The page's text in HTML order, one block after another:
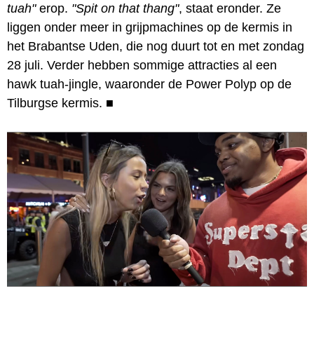
tuah"erop. "Spit on that thang", staat eronder. Ze
liggen onder meer in grijpmachines op de kermis in
het Brabantse Uden, die nog duurt tot en met zondag
28 juli. Verder hebben sommige attracties al een
hawk tuah-jingle, waaronder de Power Polyp op de
Tilburgse kermis. ■